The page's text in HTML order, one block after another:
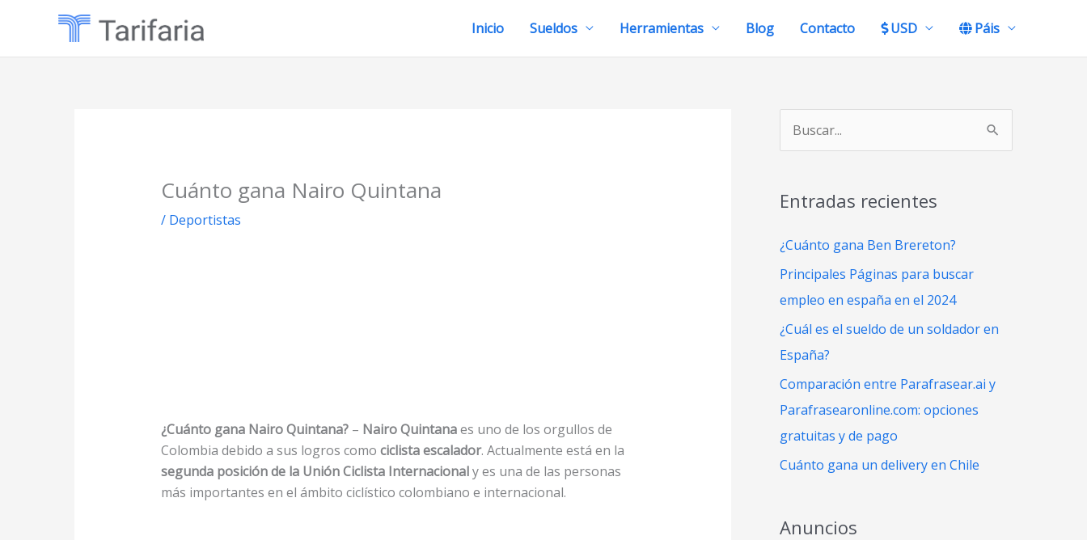
Inicio Sueldos Herramientas Blog Contacto USD Páis
Cuánto gana Nairo Quintana
/ Deportistas
¿Cuánto gana Nairo Quintana?– Nairo Quintanaes uno de los orgullos de
Colombia debido a sus logros como ciclista escalador. Actualmente está en la
segunda posición de la Unión Ciclista Internacionaly es una de las personas
más importantes en el ámbito ciclístico colombiano e internacional.
c
r
Entradas recientes
¿Cuánto gana Ben Brereton?
Principales Páginas para buscar
empleo en españa en el 2024
¿Cuál es el sueldo de un soldador en
España?
Comparación entre Parafrasear.ai y
Parafrasearonline.com: opciones
gratuitas y de pago
Cuánto gana un delivery en Chile
Anuncios